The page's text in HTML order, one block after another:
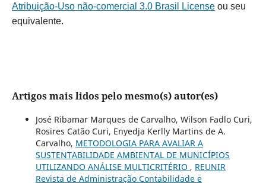
Atribuição-Uso não-comercial 3.0 Brasil Licenseou seu
equivalente.
Artigos mais lidos pelo mesmo(s) autor(es)
José Ribamar Marques de Carvalho, Wilson Fadlo Curi,
Rosires Catão Curi, Enyedja Kerlly Martins de A.
Carvalho, METODOLOGIA PARA AVALIAR A
SUSTENTABILIDADE AMBIENTAL DE MUNICÍPIOS
UTILIZANDO ANÁLISE MULTICRITÉRIO , REUNIR
Revista de Administração Contabilidade e